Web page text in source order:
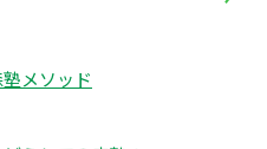
メソッド